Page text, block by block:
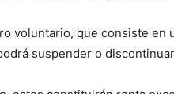
voluntario, que consiste en
suspender o